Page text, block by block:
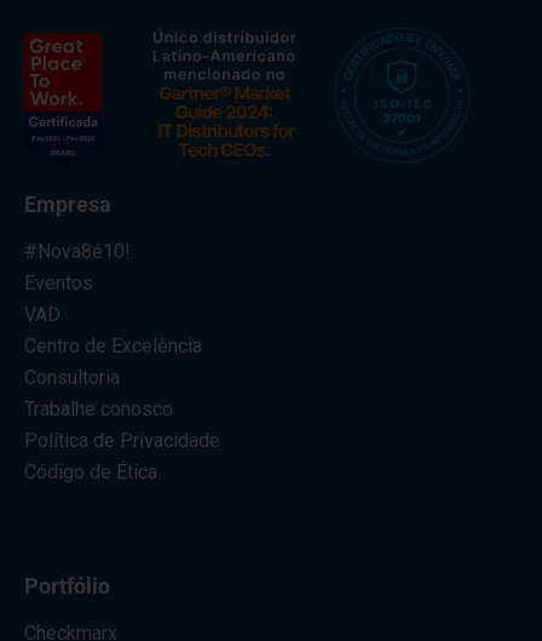
Empresa
#Nova8é10!
Eventos
VAD
Centro de Excelência
Consultoria
Trabalhe conosco
Política de Privacidade
Código de Ética
Portfólio
Checkmarx